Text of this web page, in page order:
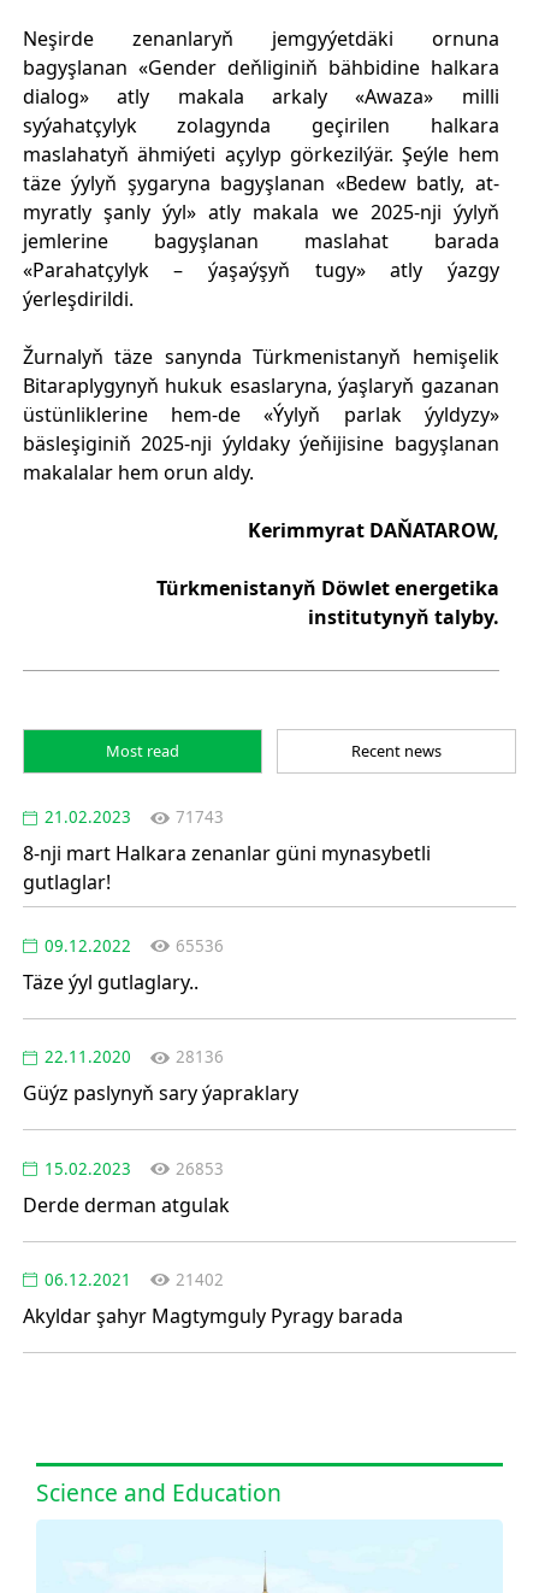
Neşirde zenanlaryň jemgyýetdäki ornuna
bagyşlanan «Gender deňliginiň bähbidine halkara
dialog» atly makala arkaly «Awaza» milli
syýahatçylyk zolagynda geçirilen halkara
maslahatyň ähmiýeti açylyp görkezilýär. Şeýle hem
täze ýylyň şygaryna bagyşlanan «Bedew batly, at-
myratly şanly ýyl» atly makala we 2025-nji ýylyň
jemlerine bagyşlanan maslahat barada
«Parahatçylyk – ýaşaýşyň tugy» atly ýazgy
ýerleşdirildi.
Žurnalyň täze sanynda Türkmenistanyň hemişelik
Bitaraplygynyň hukuk esaslaryna, ýaşlaryň gazanan
üstünliklerine hem-de «Ýylyň parlak ýyldyzy»
bäsleşiginiň 2025-nji ýyldaky ýeňijisine bagyşlanan
makalalar hem orun aldy.
Kerimmyrat DAŇATAROW,
Türkmenistanyň Döwlet energetika
institutynyň talyby.
Most read Recent news
21.02.2023 71743
8-nji mart Halkara zenanlar güni mynasybetli
gutlaglar!
09.12.2022 65536
Täze ýyl gutlaglary..
22.11.2020 28136
Güýz paslynyň sary ýapraklary
15.02.2023 26853
Derde derman atgulak
06.12.2021 21402
Akyldar şahyr Magtymguly Pyragy barada
Science and Education